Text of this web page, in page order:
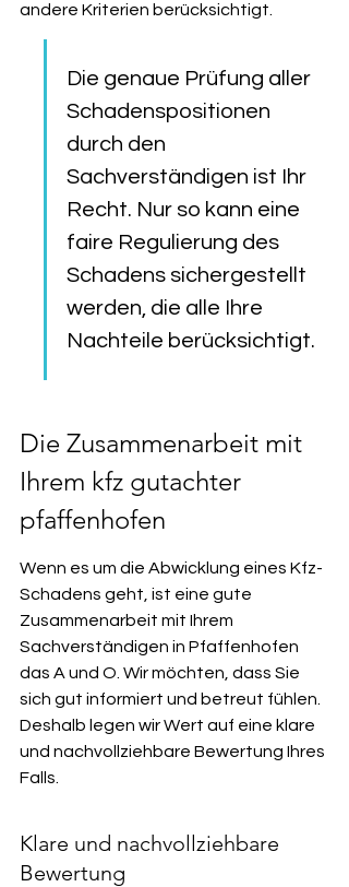
andere Kriterien berücksichtigt.
Die genaue Prüfung aller
Schadenspositionen
durch den
Sachverständigen ist Ihr
Recht. Nur so kann eine
faire Regulierung des
Schadens sichergestellt
werden, die alle Ihre
Nachteile berücksichtigt.
Die Zusammenarbeit mit
Ihrem kfz gutachter
pfaffenhofen
Wenn es um die Abwicklung eines Kfz-
Schadens geht, ist eine gute
Zusammenarbeit mit Ihrem
Sachverständigen in Pfaffenhofen
das A und O. Wir möchten, dass Sie
sich gut informiert und betreut fühlen.
Deshalb legen wir Wert auf eine klare
und nachvollziehbare Bewertung Ihres
Falls.
Klare und nachvollziehbare
Bewertung